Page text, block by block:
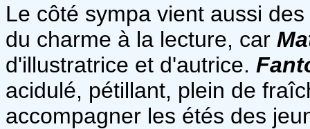
Le côté sympa vient aussi
du charme à la lecture, car
d'illustratrice et d'autrice.
acidulé, pétillant, plein de
accompagner les étés des